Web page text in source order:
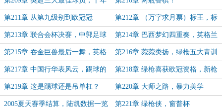
内最大转会窗口
第211章 从第九级别到欧冠冠
军！！！
第212章 （万字求月票）标王，标
王，还是标王
第213章 联合会杯决赛，中郭足球
先生
第214章 巴西梦幻四重奏，英格兰
一王战四后
第215章 吞金巨兽最后一舞，英格
兰草根传奇再次起航
第216章 菀菀类扬，绿枪五大青训
天骄
第217章 中国行华表风云，踢球的
也能算明星？
第218章 绿枪喜获欧冠资格，新枪
手大战国足
第219章 这是踢球还是吊单杠？ 第220章 大师之路，暴力美学
2005夏天赛季结算，陆凯数据一览 第221章 绿枪侠，窗普杯